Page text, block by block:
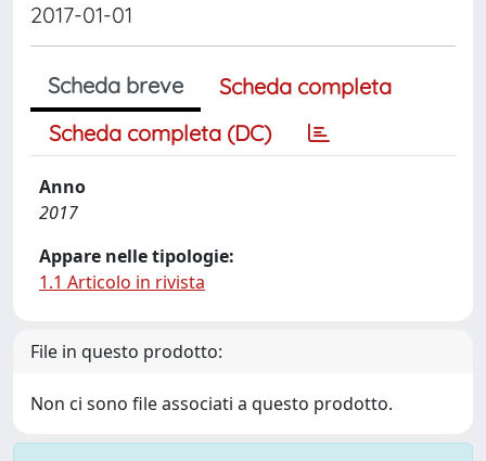
2017-01-01
Scheda breve
Scheda completa
Scheda completa (DC)
Anno
2017
Appare nelle tipologie:
1.1 Articolo in rivista
File in questo prodotto:
Non ci sono file associati a questo prodotto.